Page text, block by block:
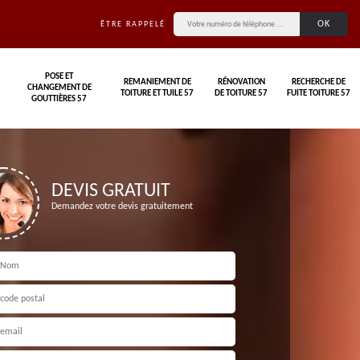
ÊTRE RAPPELÉ
POSE ET
CHANGEMENT DE
GOUTTIÈRES 57
REMANIEMENT DE
TOITURE ET TUILE 57
RÉNOVATION
DE TOITURE 57
RECHERCHE DE
FUITE TOITURE 57
DEVIS GRATUIT
Demandez votre devis gratuitement